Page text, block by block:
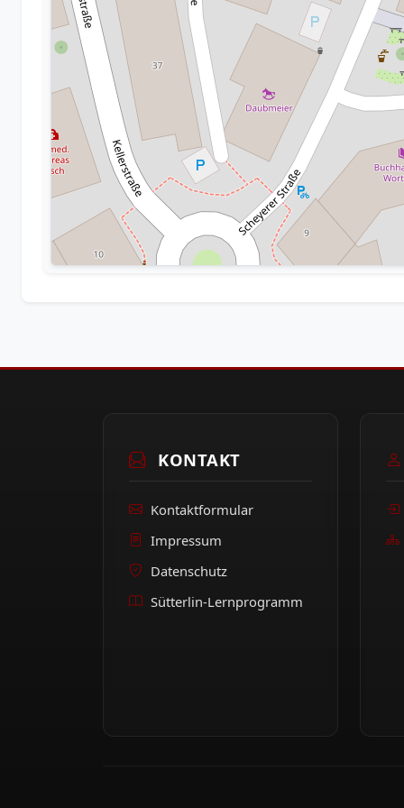
KONTAKT
Kontaktformular
Impressum
Datenschutz
Sütterlin-Lernprogramm